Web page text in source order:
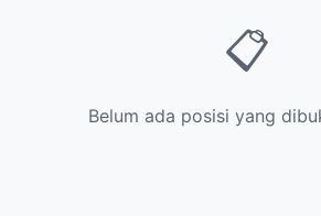
📋
Belum ada posisi yang